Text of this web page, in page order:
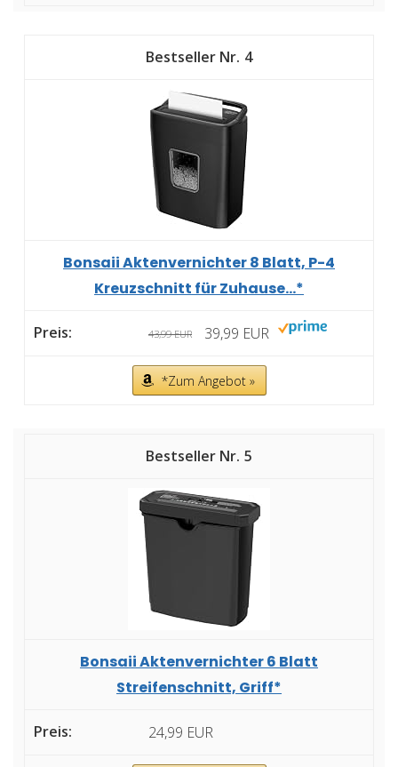
4
Bonsaii Aktenvernichter 8 Blatt, P-4
Kreuzschnitt für Zuhause...*
43,99 EUR 39,99 EUR
*Zum Angebot »
5
Bonsaii Aktenvernichter 6 Blatt
Streifenschnitt, Griff*
24,99 EUR